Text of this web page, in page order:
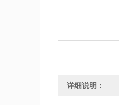
详细说明：